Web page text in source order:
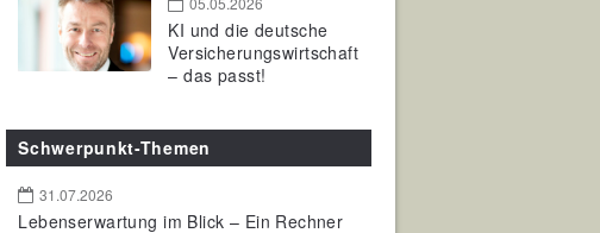
KI und die deutsche
Versicherungswirtschaft
– das passt!
Schwerpunkt-Themen
31.07.2026
Lebenserwartung im Blick – Ein Rechner